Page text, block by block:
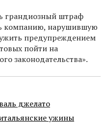
грандиозный штраф
компанию, нарушившую
предупреждением
пойти на
законодательства».
джелато
ужины